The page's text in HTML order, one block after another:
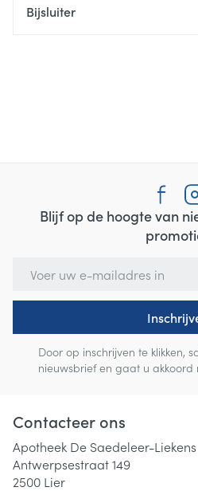
Bijsluiter
Blijf op de hoogte van
Door op inschrijven te klikken,
nieuwsbrief en gaat u akkoord
Contacteer ons
Apotheek De Saedeleer-Liekens
Antwerpsestraat 149
2500 Lier